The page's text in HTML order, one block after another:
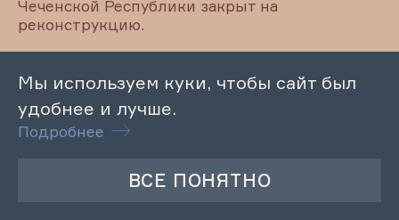
23.06.2023
комиксы с художником и
писателем Асей Умаровой»
Чеченской Республики закрыт на
реконструкцию.
Мы используем куки, чтобы сайт был
удобнее и лучше.
Подробнее